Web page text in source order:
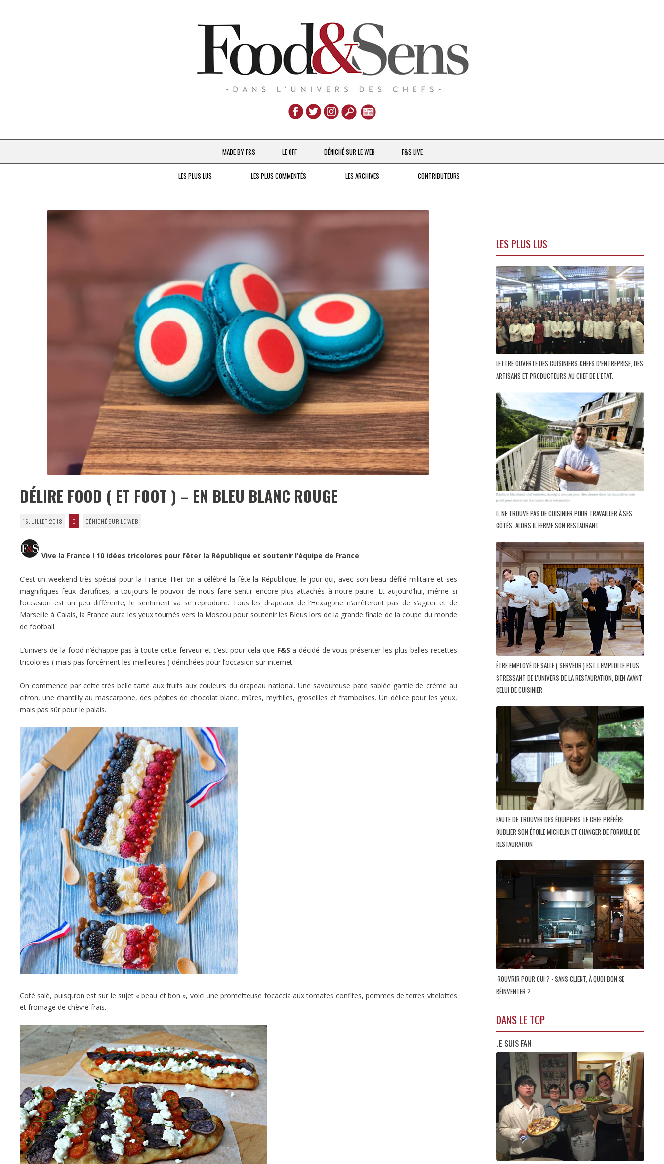
Aller
au
contenu
MADE BY F&S
CHEFS & ACTUALITÉS
DESTIN DE FEMME
LE OFF DÉNICHÉ SUR LE WEB F&S LIVE
LES PLUS LUS LES PLUS COMMENTÉS LES ARCHIVES CONTRIBUTEURS
DÉLIRE FOOD ( ET FOOT ) – EN BLEU BLANC ROUGE
15 JUILLET 2018 0 DÉNICHÉ SUR LE WEB
Vive la France ! 10 idées tricolores pour fêter la République et soutenir l’équipe de France
C’est un weekend très spécial pour la France. Hier on a célébré la fête la République, le jour qui, avec son beau défilé militaire et ses
magnifiques feux d’artifices, a toujours le pouvoir de nous faire sentir encore plus attachés à notre patrie. Et aujourd’hui, même si
l’occasion est un peu différente, le sentiment va se reproduire. Tous les drapeaux de l’Hexagone n’arrêteront pas de s’agiter et de
Marseille à Calais, la France aura les yeux tournés vers la Moscou pour soutenir les Bleus lors de la grande finale de la coupe du monde
de football.
L’univers de la food n’échappe pas à toute cette ferveur et c’est pour cela que F&S a décidé de vous présenter les plus belles recettes
tricolores ( mais pas forcément les meilleures ) dénichées pour l’occasion sur internet.
On commence par cette très belle tarte aux fruits aux couleurs du drapeau national. Une savoureuse pate sablée garnie de crème au
citron, une chantilly au mascarpone, des pépites de chocolat blanc, mûres, myrtilles, groseilles et framboises. Un délice pour les yeux,
mais pas sûr pour le palais.
Coté salé, puisqu’on est sur le sujet « beau et bon », voici une prometteuse focaccia aux tomates confites, pommes de terres vitelottes
et fromage de chèvre frais.
LES PLUS LUS
LETTRE OUVERTE DES CUISINIERS-CHEFS D’ENTREPRISE, DES
ARTISANS ET PRODUCTEURS AU CHEF DE L’ETAT.
IL NE TROUVE PAS DE CUISINIER POUR TRAVAILLER À SES
CÔTÉS, ALORS IL FERME SON RESTAURANT
ÊTRE EMPLOYÉ DE SALLE ( SERVEUR ) EST L'EMPLOI LE PLUS
STRESSANT DE L'UNIVERS DE LA RESTAURATION, BIEN AVANT
CELUI DE CUISINIER
FAUTE DE TROUVER DES ÉQUIPIERS, LE CHEF PRÉFÈRE
OUBLIER SON ÉTOILE MICHELIN ET CHANGER DE FORMULE DE
RESTAURATION
ROUVRIR POUR QUI ? - SANS CLIENT, À QUOI BON SE
RÉINVENTER ?
DANS LE TOP
JE SUIS FAN